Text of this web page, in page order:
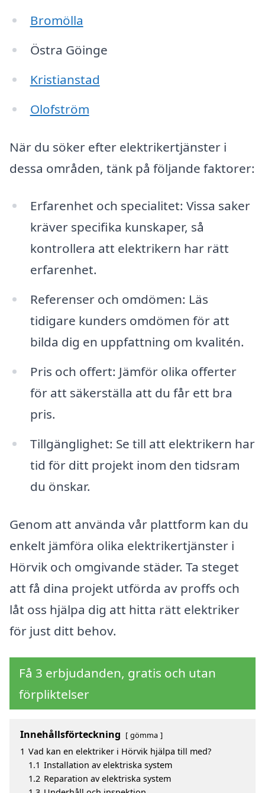
Bromölla
Östra Göinge
Kristianstad
Olofström
När du söker efter elektrikertjänster i
dessa områden, tänk på följande faktorer:
Erfarenhet och specialitet: Vissa saker
kräver specifika kunskaper, så
kontrollera att elektrikern har rätt
erfarenhet.
Referenser och omdömen: Läs
tidigare kunders omdömen för att
bilda dig en uppfattning om kvalitén.
Pris och offert: Jämför olika offerter
för att säkerställa att du får ett bra
pris.
Tillgänglighet: Se till att elektrikern har
tid för ditt projekt inom den tidsram
du önskar.
Genom att använda vår plattform kan du
enkelt jämföra olika elektrikertjänster i
Hörvik och omgivande städer. Ta steget
att få dina projekt utförda av proffs och
låt oss hjälpa dig att hitta rätt elektriker
för just ditt behov.
Få 3 erbjudanden, gratis och utan
förpliktelser
Innehållsförteckning gömma
1 Vad kan en elektriker i Hörvik hjälpa till med?
1.1 Installation av elektriska system
1.2 Reparation av elektriska system